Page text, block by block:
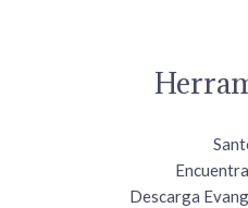
Descarga